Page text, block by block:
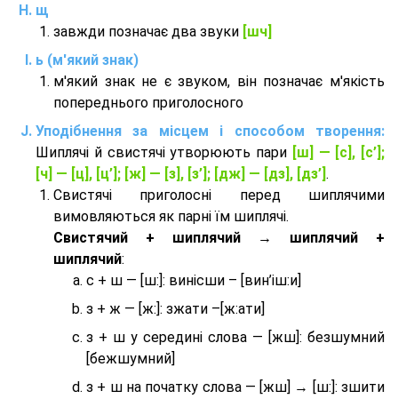
щ
завжди позначає два звуки [шч]
ь (м'який знак)
м'який знак не є звуком, він позначає м'якість
попереднього приголосного
Уподібнення за місцем і способом творення:
Шиплячі й свистячі утворюють пари [ш] — [c], [с’];
[ч] — [ц], [ц’]; [ж] — [з], [з’]; [дж] — [дз], [дз’] .
Свистячі приголосні перед шиплячими
вимовляються як парні їм шиплячі.
Cвистячий + шиплячий → шиплячий +
шиплячий:
с + ш — [ш:]: винісши – [вин’іш:и]
з + ж — [ж:]: зжати –[ж:ати]
з + ш у середині слова — [жш]: безшумний
[бежшумний]
з + ш на початку слова — [жш] → [ш:]: зшити